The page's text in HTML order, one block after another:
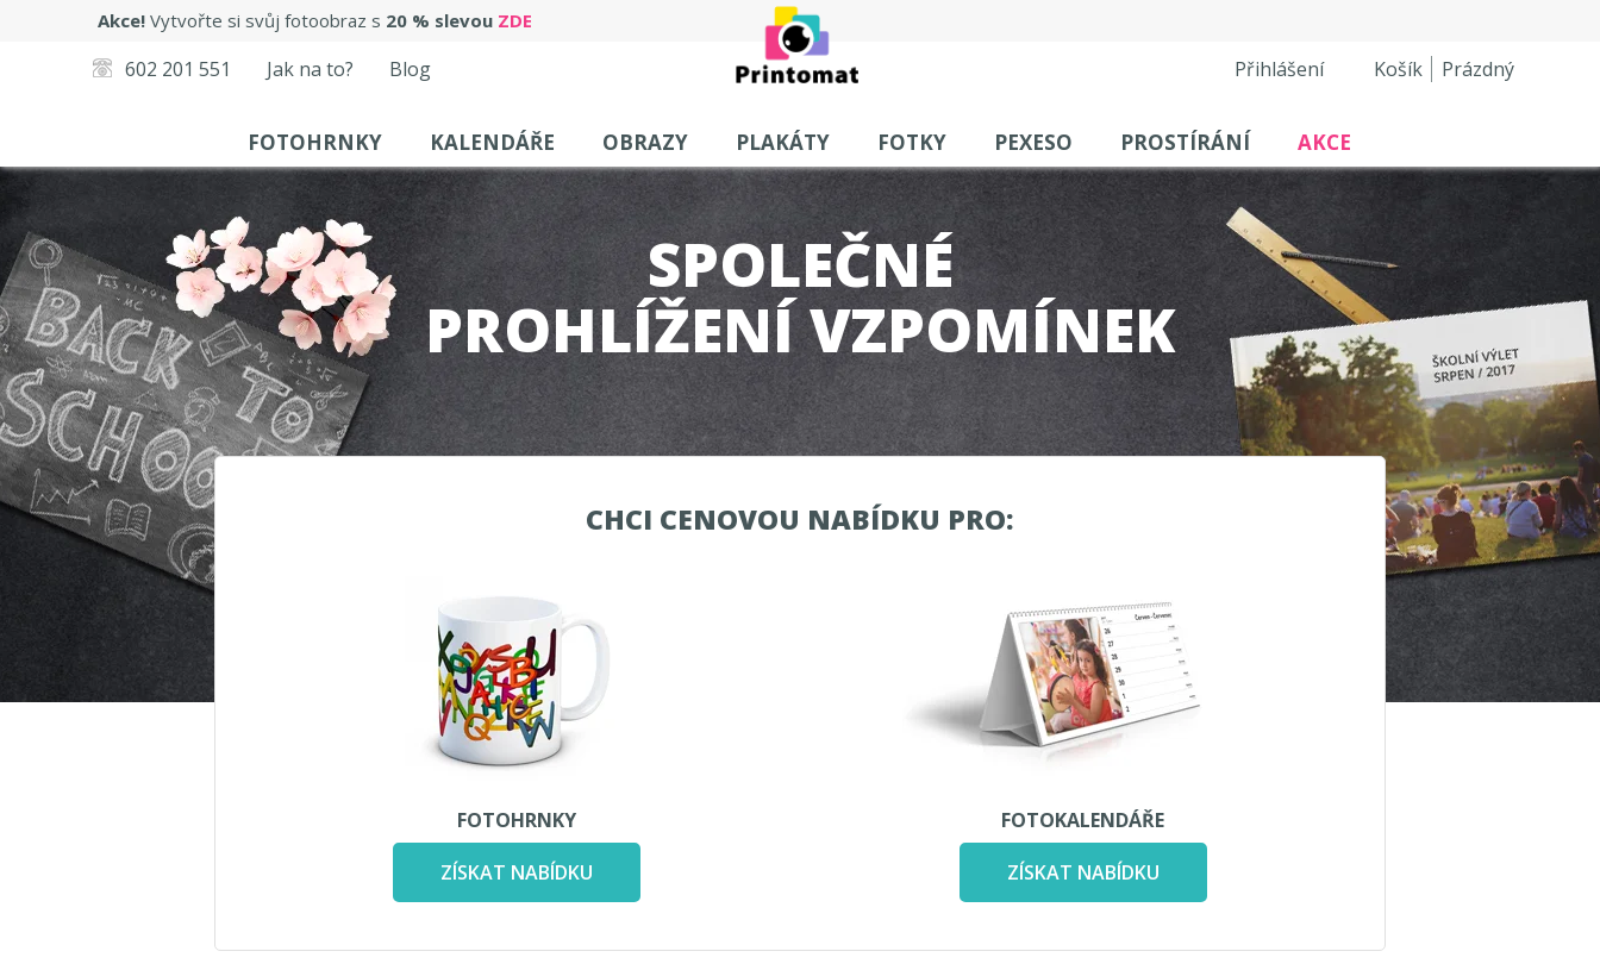
Akce! Vytvořte si svůj fotoobraz s 20 % slevou ZDE
602 201 551 Jak na to? Blog Přihlášení Košík Prázdný
FOTOHRNKY KALENDÁŘE OBRAZY PLAKÁTY FOTKY PEXESO PROSTÍRÁNÍ AKCE
SPOLEČNÉ
PROHLÍŽENÍ VZPOMÍNEK
CHCI CENOVOU NABÍDKU PRO:
FOTOHRNKY
ZÍSKAT NABÍDKU
FOTOKALENDÁŘE
ZÍSKAT NABÍDKU